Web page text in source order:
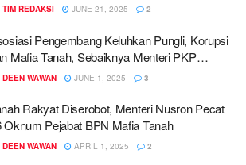
TIM REDAKSI JUNE 21, 2025 2
Pengembang Keluhkan Pungli, Korupsi
Mafia Tanah, Sebaiknya Menteri PKP
Sekarang Juga…!!!
DEEN WAWAN JUNE 1, 2025 3
Rakyat Diserobot, Menteri Nusron Pecat
Oknum Pejabat BPN Mafia Tanah
DEEN WAWAN APRIL 1, 2025 2